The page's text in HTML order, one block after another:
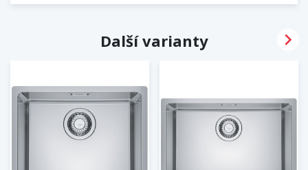
Další varianty 